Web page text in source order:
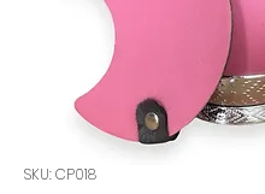
SKU: CP018